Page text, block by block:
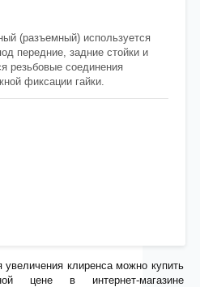
(разъемный) используется
передние, задние стойки и
резьбовые соединения
фиксации гайки.
клиренса можно купить
цене в интернет-магазине